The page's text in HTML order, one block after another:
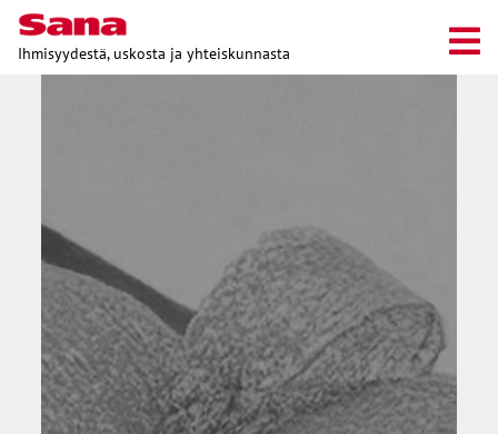
Ihmisyydestä, uskosta ja yhteiskunnasta